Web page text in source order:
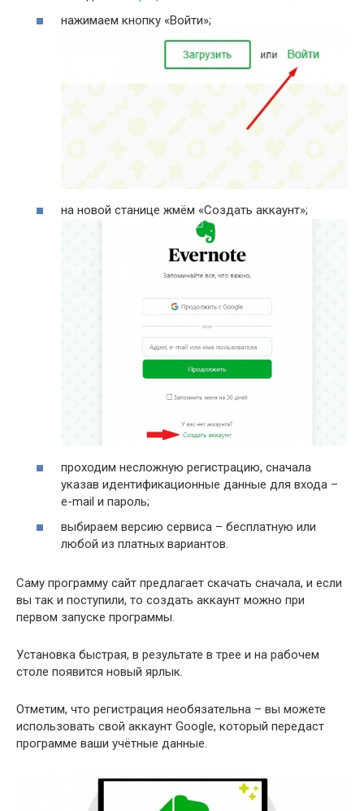
нажимаем кнопку «Войти»;
на новой станице жмём «Создать аккаунт»;
проходим несложную регистрацию, сначала
указав идентификационные данные для входа –
e-mail и пароль;
выбираем версию сервиса – бесплатную или
любой из платных вариантов.
Саму программу сайт предлагает скачать сначала, и если
вы так и поступили, то создать аккаунт можно при
первом запуске программы.
Установка быстрая, в результате в трее и на рабочем
столе появится новый ярлык.
Отметим, что регистрация необязательна – вы можете
использовать свой аккаунт Google, который передаст
программе ваши учётные данные.